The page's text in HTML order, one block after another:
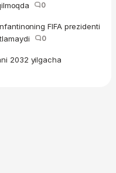
0
FIFA prezidenti
0
2032 yilgacha